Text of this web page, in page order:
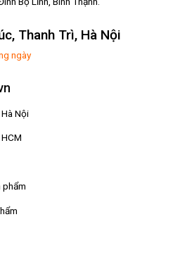
Thanh Trì, Hà Nội
ngày
Nội
phẩm